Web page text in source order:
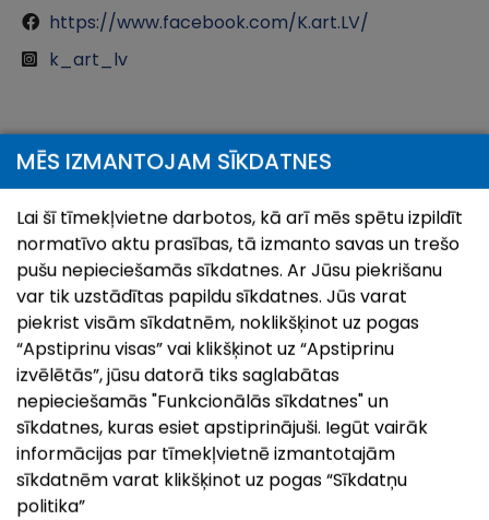
https://www.facebook.com/K.art.LV/
k_art_lv
Atrašanās vieta
Atvērt karti ar: Doties ar:
+
−
MĒS IZMANTOJAM SĪKDATNES
Lai šī tīmekļvietne darbotos, kā arī mēs spētu izpildīt
normatīvo aktu prasības, tā izmanto savas un trešo
pušu nepieciešamās sīkdatnes. Ar Jūsu piekrišanu
var tik uzstādītas papildu sīkdatnes. Jūs varat
piekrist visām sīkdatnēm, noklikšķinot uz pogas
“Apstiprinu visas” vai klikšķinot uz “Apstiprinu
izvēlētās”, jūsu datorā tiks saglabātas
nepieciešamās "Funkcionālās sīkdatnes" un
sīkdatnes, kuras esiet apstiprinājuši. Iegūt vairāk
informācijas par tīmekļvietnē izmantotajām
sīkdatnēm varat klikšķinot uz pogas “Sīkdatņu
politika”